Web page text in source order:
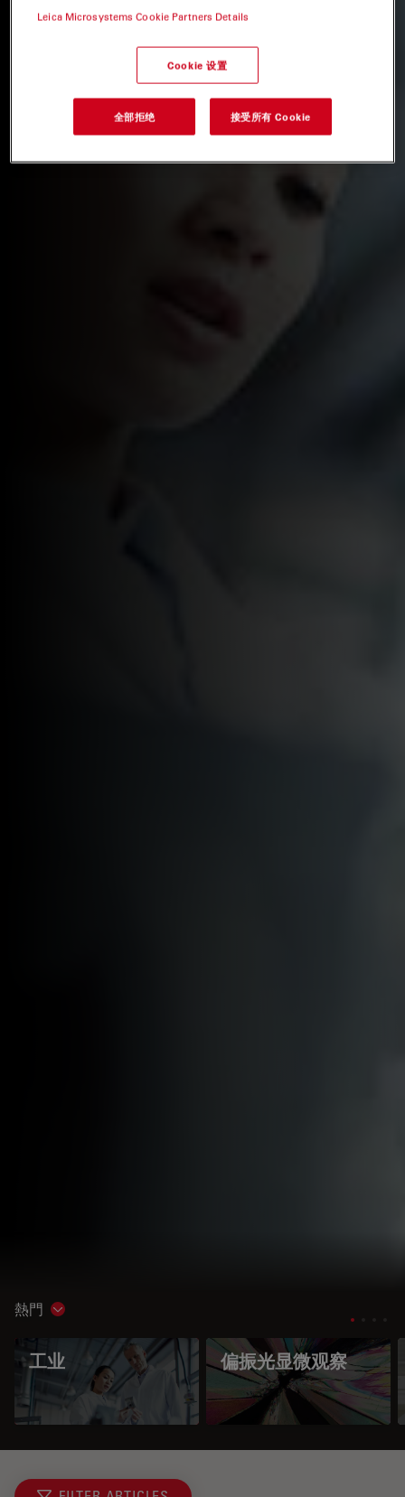
熱門 Show subnavigation
工业 偏振光显微观察
Leica Microsystems Cookie Partners Details
Cookie 设置
全部拒绝 接受所有 Cookie